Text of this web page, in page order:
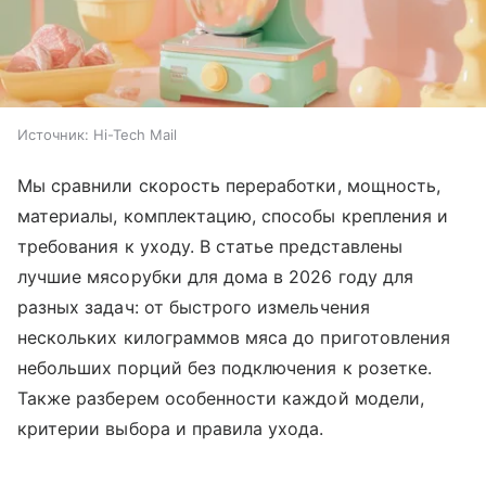
Источник: Hi-Tech Mail
Мы сравнили скорость переработки, мощность,
материалы, комплектацию, способы крепления и
требования к уходу. В статье представлены
лучшие мясорубки для дома в 2026 году для
разных задач: от быстрого измельчения
нескольких килограммов мяса до приготовления
небольших порций без подключения к розетке.
Также разберем особенности каждой модели,
критерии выбора и правила ухода.